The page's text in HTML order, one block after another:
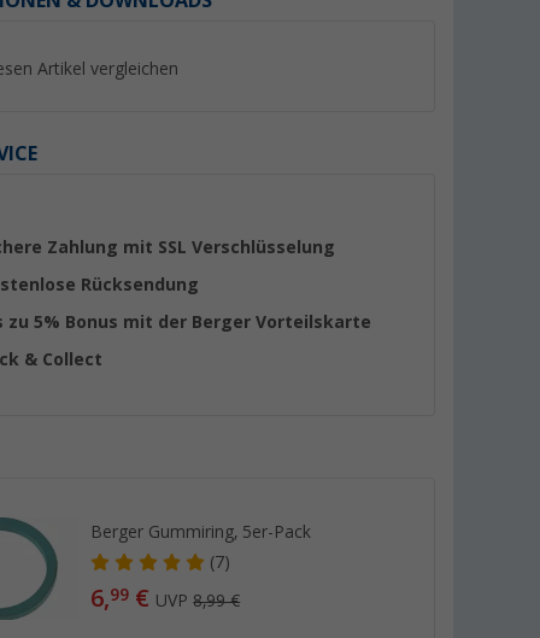
Artikel vergleichen
Zahlung mit SSL Verschlüsselung
Rücksendung
zu 5% Bonus mit der Berger Vorteilskarte
& Collect
Berger Gummiring, 5er-Pack
(7)
6,99 € UVP8,99 €
cm
%
Markisen und Wohnwagen
6,99€
UVP 8,99 €